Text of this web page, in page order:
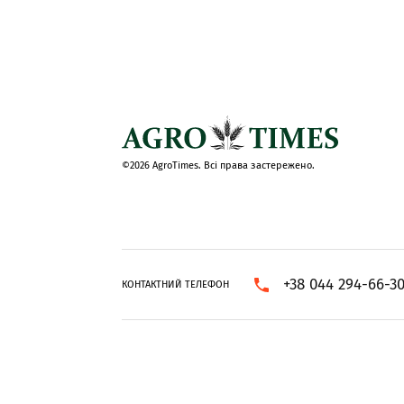
©2026 AgroTimes. Всі права застережено.
КОНТАКТНИЙ ТЕЛЕФОН +38 044 294-66-30